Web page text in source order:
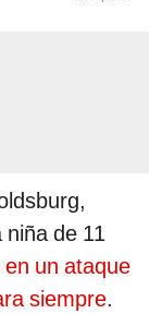
niña de 11
un ataque
siempre.